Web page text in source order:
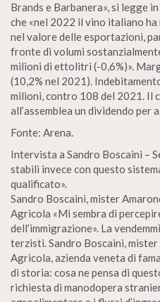
Brands e Barbanera», si legge
che «nel 2022 il vino italiano
nel valore delle esportazioni,
fronte di volumi
milioni di ettolitri (-0,6%)».
(10,2% nel 2021).
milioni, contro 108 del 2021. Il
all’assemblea un dividendo per
Fonte: Arena.
Intervista a Sandro Boscaini –
stabili invece con questo
qualificato».
Sandro Boscaini, mister
Agricola «Mi sembra di
dell’immigrazione». La
terzisti. Sandro Boscaini,
Agricola, azienda veneta di
di storia: cosa ne pensa di
richiesta di manodopera